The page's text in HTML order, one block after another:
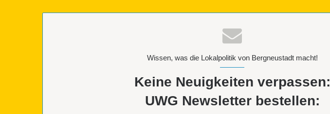
Wissen, was die Lokalpolitik von Bergneustadt macht!
Keine Neuigkeiten verpassen:
UWG Newsletter bestellen: